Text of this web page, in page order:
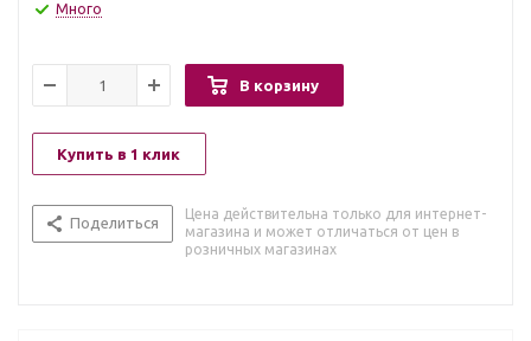
Много
В корзину
Купить в 1 клик
Поделиться
Цена действительна только для интернет-
магазина и может отличаться от цен в
розничных магазинах